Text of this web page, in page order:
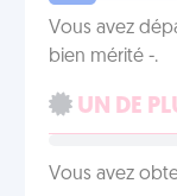
Vous avez
bien mérité -.
UN DE
Vous avez